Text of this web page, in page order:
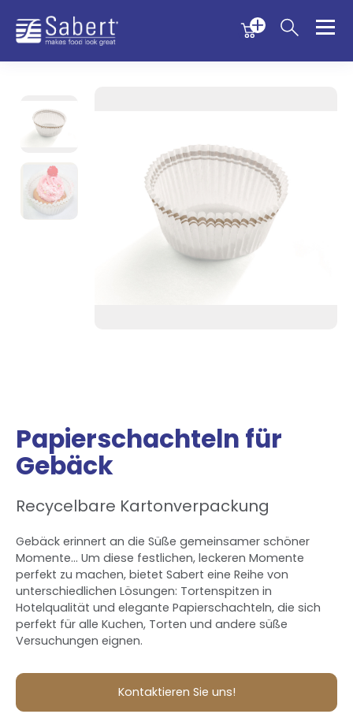
Menu
Sabert
Papierschachteln für
Gebäck
Recycelbare Kartonverpackung
Gebäck erinnert an die Süße gemeinsamer schöner
Momente... Um diese festlichen, leckeren Momente
perfekt zu machen, bietet Sabert eine Reihe von
unterschiedlichen Lösungen: Tortenspitzen in
Hotelqualität und elegante Papierschachteln, die sich
perfekt für alle Kuchen, Torten und andere süße
Versuchungen eignen.
Kontaktieren Sie uns!